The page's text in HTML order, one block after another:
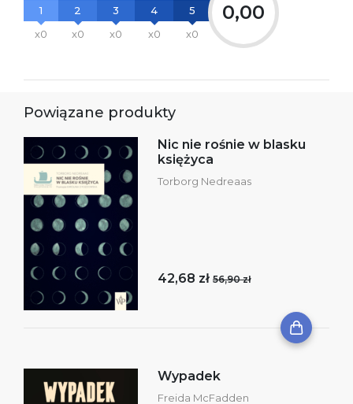
1
x0
2
x0
3
x0
4
x0
5
x0
0,00
Powiązane produkty
Nic nie rośnie w blasku
księżyca
Torborg Nedreaas
42,68 zł 56,90 zł
Wypadek
Freida McFadden